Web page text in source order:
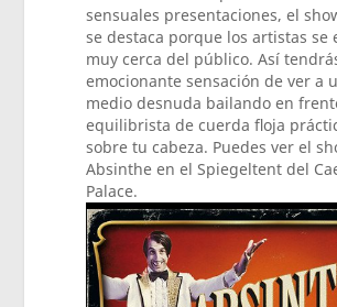
sensuales presentaciones, el
se destaca porque los artistas se
muy cerca del público. Así
emocionante sensación de ver a
medio desnuda bailando en
equilibrista de cuerda floja
sobre tu cabeza. Puedes ver el
Absinthe en el Spiegeltent del
Palace.